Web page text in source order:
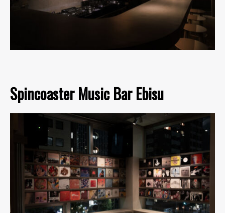
Spincoaster Music Bar Ebisu